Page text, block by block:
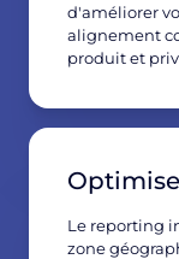
d'améliorer
alignement
produit et
Le reporting
zone